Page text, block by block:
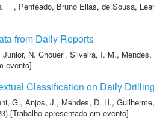
, Penteado, Bruno Elias, de Sousa,
from Daily Reports
Junior, N. Choueri, Silveira, I. M., Mendes,
evento]
Classification on Daily
G., Anjos, J., Mendes, D. H.,
[Trabalho apresentado em evento]